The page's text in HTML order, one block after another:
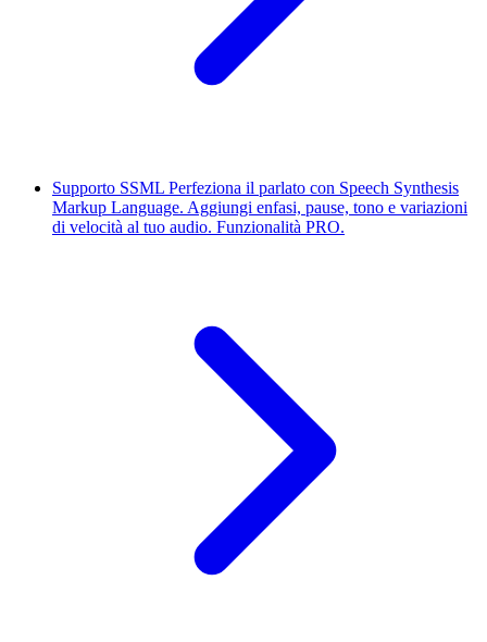
Supporto SSML Perfeziona il parlato con Speech Synthesis
Markup Language. Aggiungi enfasi, pause, tono e variazioni
di velocità al tuo audio. Funzionalità PRO.